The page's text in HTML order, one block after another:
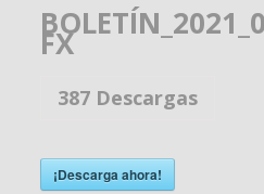
FX
387Descargas
¡Descarga ahora!